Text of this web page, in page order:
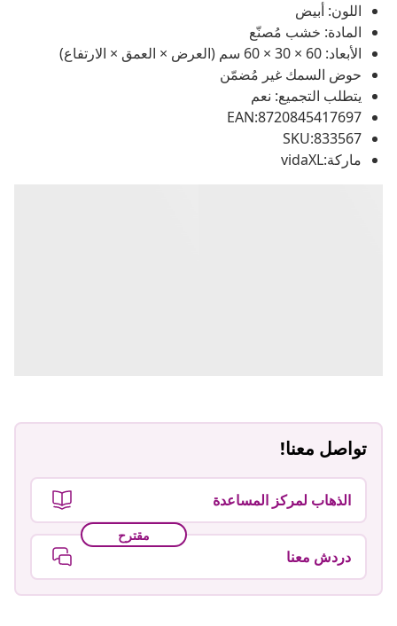
اللون: أبيض
المادة: خشب مُصنّع
الأبعاد: 60 × 30 × 60 سم (العرض × العمق × الارتفاع)
حوض السمك غير مُضمّن
يتطلب التجميع: نعم
EAN:8720845417697
SKU:833567
ماركة:vidaXL
تواصل معنا!
الذهاب لمركز المساعدة
مقترح
دردش معنا